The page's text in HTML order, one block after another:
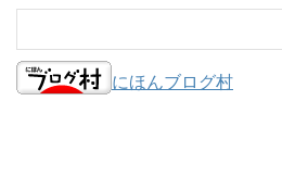
にほんブログ村